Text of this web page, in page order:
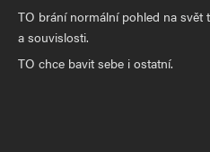
TO brání normální pohled na svět
a souvislosti.
TO chce bavit sebe i ostatní.